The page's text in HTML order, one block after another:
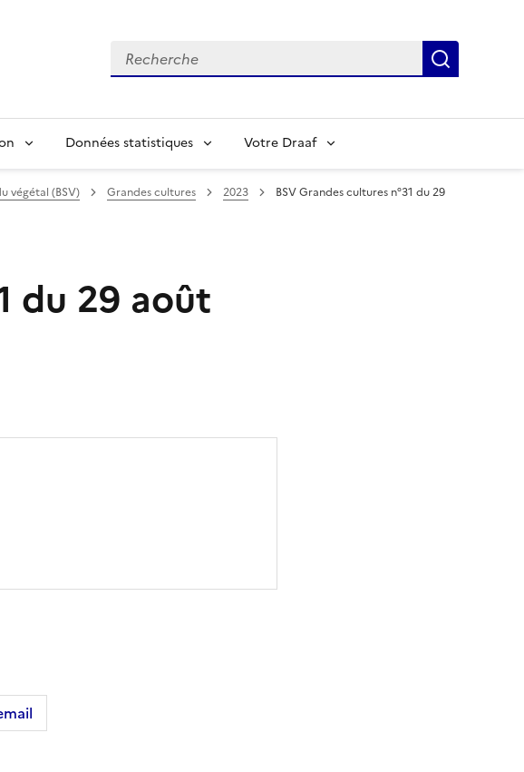
Recherche
Données statistiques Votre Draaf
végétal (BSV) Grandes cultures 2023
BSV Grandes cultures n°31 du 29
du 29 août